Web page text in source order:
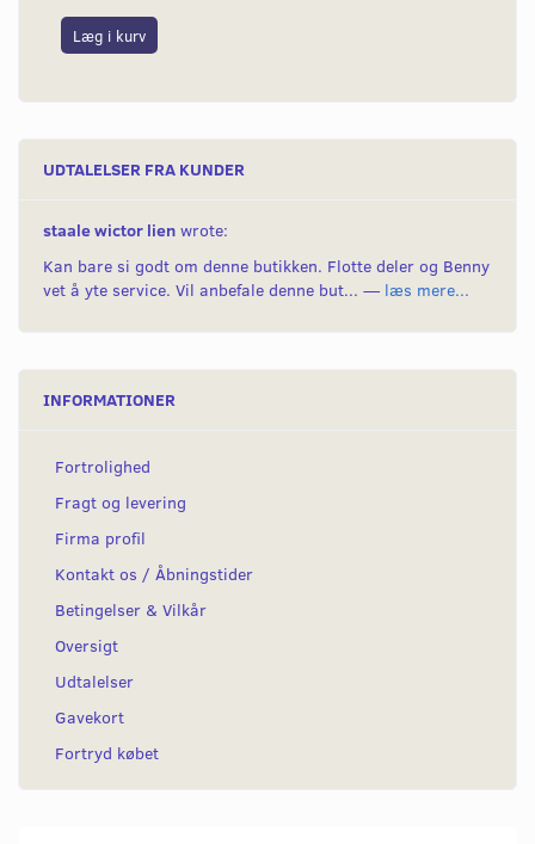
Læg i kurv
UDTALELSER FRA KUNDER
staale wictor lien wrote:
Kan bare si godt om denne butikken. Flotte deler og Benny
vet å yte service. Vil anbefale denne but... — læs mere...
INFORMATIONER
Fortrolighed
Fragt og levering
Firma profil
Kontakt os / Åbningstider
Betingelser & Vilkår
Oversigt
Udtalelser
Gavekort
Fortryd købet